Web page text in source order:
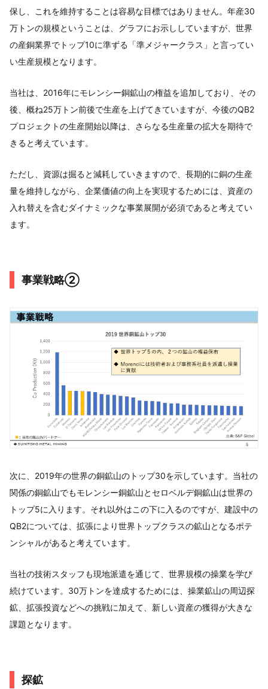
保し、これを維持することは容易な目標ではありません。年産30
万トンの規模ということは、グラフにお示ししていますが、世界
の産銅業界でトップ10に準ずる「準メジャークラス」と言ってい
い生産規模となります。
当社は、2016年にモレンシー銅鉱山の権益を追加しており、その
後、概ね25万トン前後で生産を上げてきていますが、今後のQB2
プロジェクトの生産開始以降は、さらなる生産量の拡大を期待で
きると考えています。
ただし、資源は掘ると減耗していきますので、長期的に銅の生産
量を維持しながら、企業価値の向上を実現するためには、資産の
入れ替えを含むダイナミックな事業展開が必須であると考えてい
ます。
事業戦略②
次に、2019年の世界の銅鉱山のトップ30を示しています。当社の
関係の銅鉱山でもモレンシー銅鉱山とセロベルデ銅鉱山は世界の
トップ5に入ります。それ以外はこの下に入るのですが、建設中の
QB2については、拡張により世界トップクラスの鉱山となるポテ
ンシャルがあると考えています。
当社の技術スタッフも現地派遣を通じて、世界規模の操業を学び
続けています。30万トンを達成するためには、操業鉱山の周辺探
鉱、拡張投資などへの挑戦に加えて、新しい資産の獲得が大きな
課題となります。
探鉱